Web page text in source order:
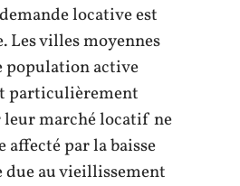
locative est
Les villes moyennes
population active
particulièrement
leur marché locatif ne
affecté par la baisse
au vieillissement